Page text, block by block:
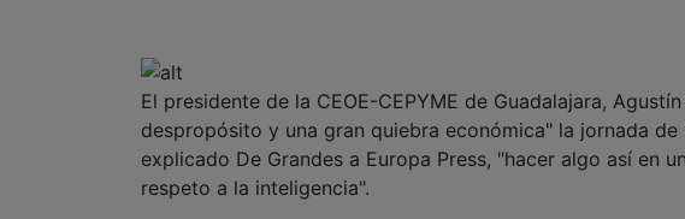
El presidente de la CEOE-CEPYME de Guadalajara,
despropósito y una gran quiebra económica" la jornada
explicado De Grandes a Europa Press, "hacer algo así en
respeto a la inteligencia".